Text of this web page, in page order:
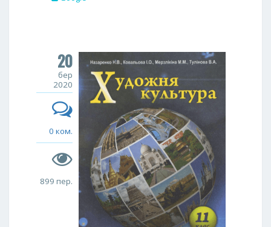
20
бер
2020
0 ком.
899 пер.